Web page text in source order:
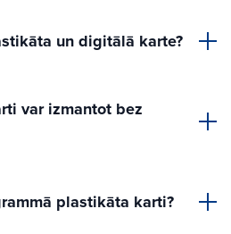
un digitālā karte?
var izmantot bez
plastikāta karti?